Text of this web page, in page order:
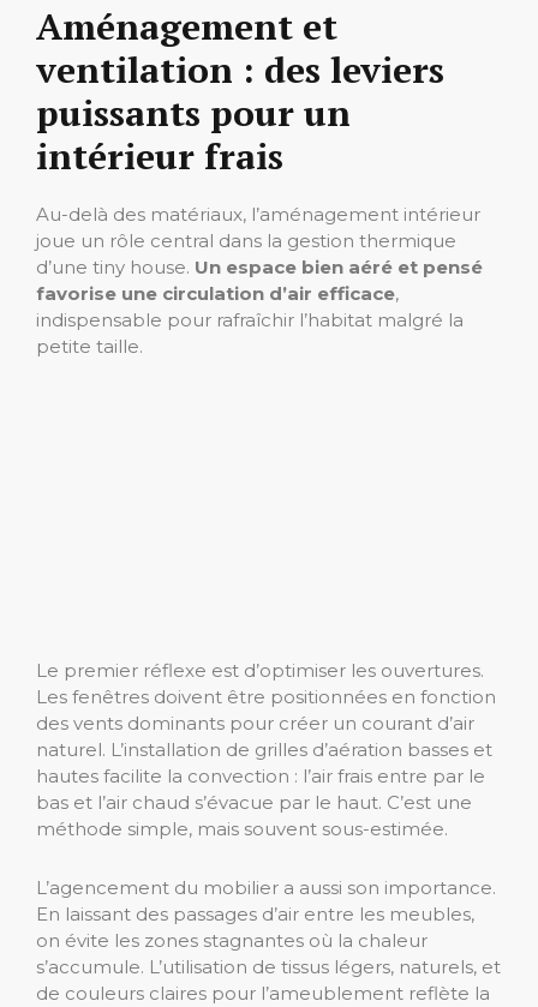
Aménagement et
ventilation : des leviers
puissants pour un
intérieur frais
Au-delà des matériaux, l’aménagement intérieur
joue un rôle central dans la gestion thermique
d’une tiny house. Un espace bien aéré et pensé
favorise une circulation d’air efficace,
indispensable pour rafraîchir l’habitat malgré la
petite taille.
Le premier réflexe est d’optimiser les ouvertures.
Les fenêtres doivent être positionnées en fonction
des vents dominants pour créer un courant d’air
naturel. L’installation de grilles d’aération basses et
hautes facilite la convection : l’air frais entre par le
bas et l’air chaud s’évacue par le haut. C’est une
méthode simple, mais souvent sous-estimée.
L’agencement du mobilier a aussi son importance.
En laissant des passages d’air entre les meubles,
on évite les zones stagnantes où la chaleur
s’accumule. L’utilisation de tissus légers, naturels, et
de couleurs claires pour l’ameublement reflète la